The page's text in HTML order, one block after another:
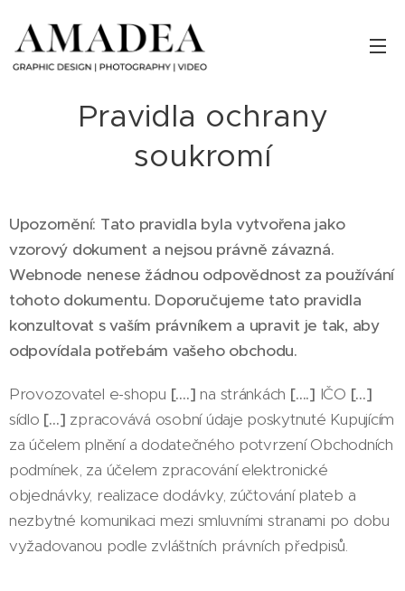
Pravidla ochrany
soukromí
Upozornění: Tato pravidla byla vytvořena jako
vzorový dokument a nejsou právně závazná.
Webnode nenese žádnou odpovědnost za používání
tohoto dokumentu. Doporučujeme tato pravidla
konzultovat s vaším právníkem a upravit je tak, aby
odpovídala potřebám vašeho obchodu.
Provozovatel e-shopu [….] na stránkách [….] IČO […]
sídlo […] zpracovává osobní údaje poskytnuté Kupujícím
za účelem plnění a dodatečného potvrzení Obchodních
podmínek, za účelem zpracování elektronické
objednávky, realizace dodávky, zúčtování plateb a
nezbytné komunikaci mezi smluvními stranami po dobu
vyžadovanou podle zvláštních právních předpisů.